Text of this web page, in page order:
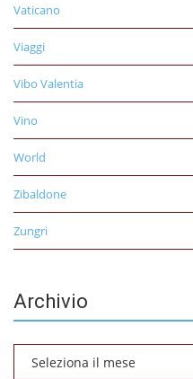
Vaticano
Viaggi
Vibo Valentia
Vino
World
Zibaldone
Zungri
Archivio